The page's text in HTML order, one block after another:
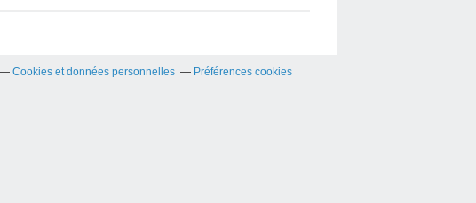
Cookies et données personnelles Préférences cookies